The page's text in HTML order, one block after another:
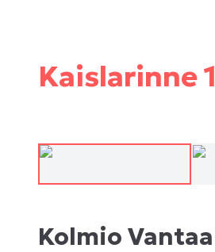
Kaislarinne 1
Kolmio Vantaa